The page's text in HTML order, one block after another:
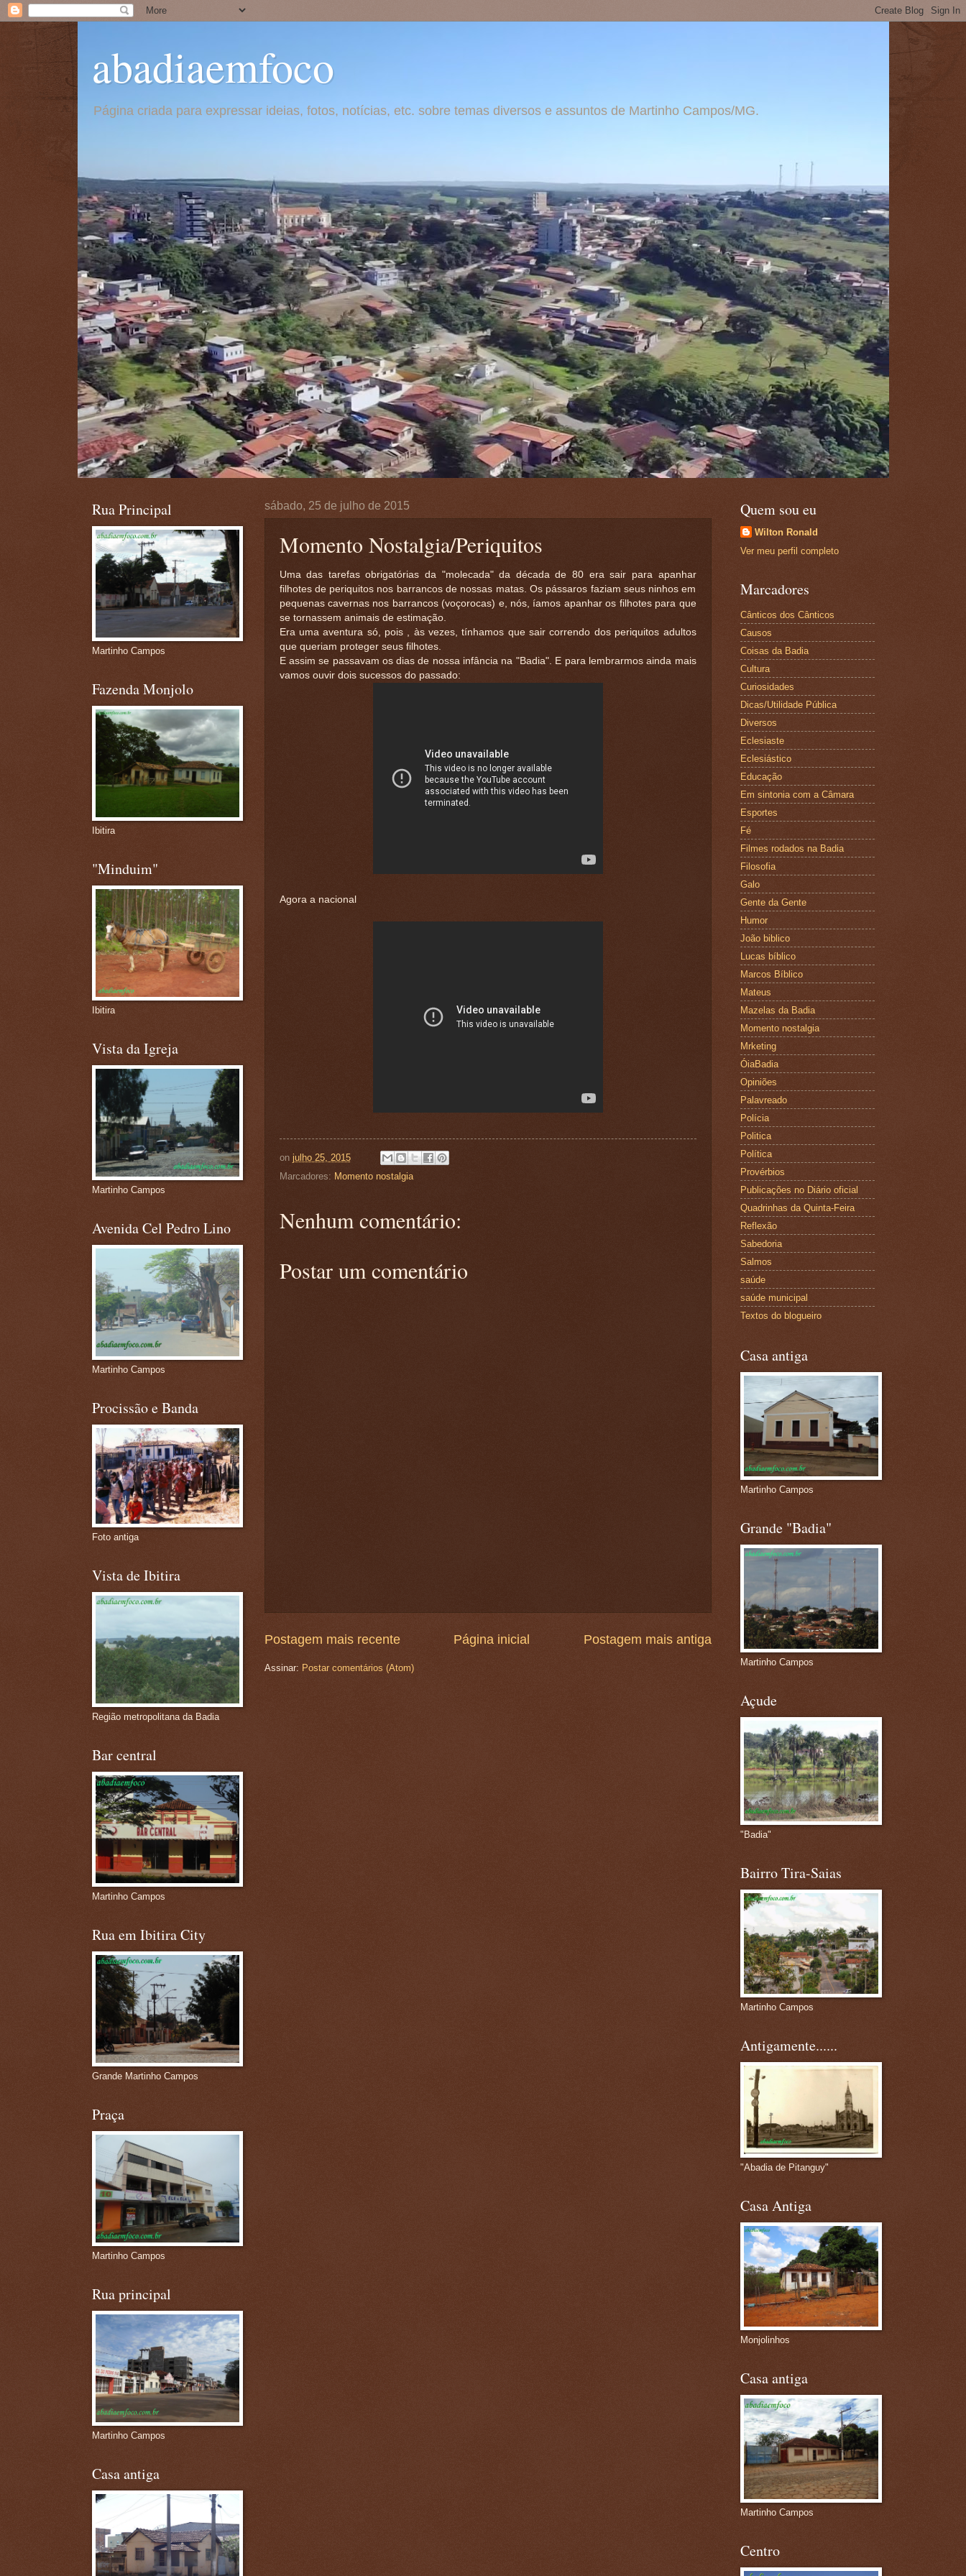
abadiaemfoco
Página criada para expressar ideias, fotos, notícias, etc. sobre temas diversos e assuntos de Martinho Campos/MG.
sábado, 25 de julho de 2015
Momento Nostalgia/Periquitos
Uma das tarefas obrigatórias da "molecada" da década de 80 era sair para apanhar
filhotes de periquitos nos barrancos de nossas matas. Os pássaros faziam seus ninhos em
pequenas cavernas nos barrancos (voçorocas) e, nós, íamos apanhar os filhotes para que
se tornassem animais de estimação.
Era uma aventura só, pois , às vezes, tínhamos que sair correndo dos periquitos adultos
que queriam proteger seus filhotes.
E assim se passavam os dias de nossa infância na "Badia". E para lembrarmos ainda mais
vamos ouvir dois sucessos do passado:
Agora a nacional
on julho 25, 2015
Marcadores: Momento nostalgia
Nenhum comentário:
Postar um comentário
Postagem mais recente Postagem mais antiga
Página inicial
Assinar: Postar comentários (Atom)
Rua Principal
Martinho Campos
Fazenda Monjolo
Ibitira
"Minduim"
Ibitira
Vista da Igreja
Martinho Campos
Avenida Cel Pedro Lino
Martinho Campos
Procissão e Banda
Foto antiga
Vista de Ibitira
Região metropolitana da Badia
Bar central
Martinho Campos
Rua em Ibitira City
Grande Martinho Campos
Praça
Martinho Campos
Rua principal
Martinho Campos
Casa antiga
Quem sou eu
Wilton Ronald
Ver meu perfil completo
Marcadores
Cânticos dos Cânticos
Causos
Coisas da Badia
Cultura
Curiosidades
Dicas/Utilidade Pública
Diversos
Eclesiaste
Eclesiástico
Educação
Em sintonia com a Câmara
Esportes
Fé
Filmes rodados na Badia
Filosofia
Galo
Gente da Gente
Humor
João biblico
Lucas bíblico
Marcos Bíblico
Mateus
Mazelas da Badia
Momento nostalgia
Mrketing
ÓiaBadia
Opiniões
Palavreado
Polícia
Politica
Política
Provérbios
Publicações no Diário oficial
Quadrinhas da Quinta-Feira
Reflexão
Sabedoria
Salmos
saúde
saúde municipal
Textos do blogueiro
Casa antiga
Martinho Campos
Grande "Badia"
Martinho Campos
Açude
"Badia"
Bairro Tira-Saias
Martinho Campos
Antigamente......
"Abadia de Pitanguy"
Casa Antiga
Monjolinhos
Casa antiga
Martinho Campos
Centro